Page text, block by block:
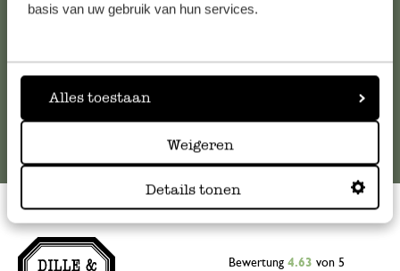
basis van uw gebruik van hun services.
Alles toestaan
Weigeren
Details tonen
Bewertung 4.63 von 5